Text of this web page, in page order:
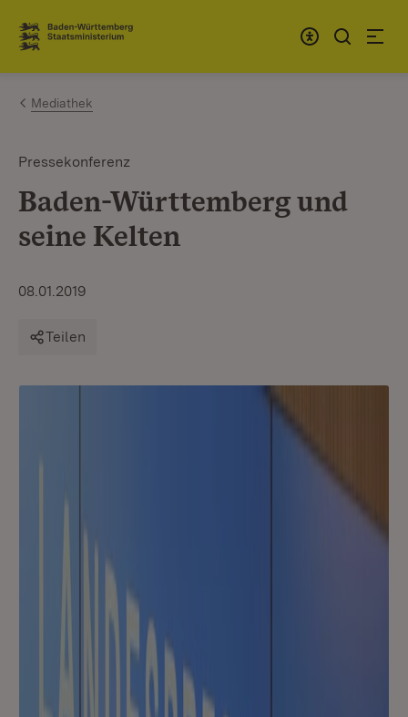
Zum Inhalt springen
Link zur Startseite
Mediathek
Pressekonferenz
Baden-Württemberg und
seine Kelten
08.01.2019
Teilen